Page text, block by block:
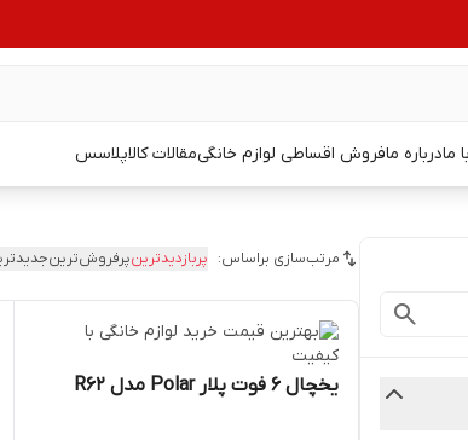
مادرباره مافروش اقساطی لوازم خانگیمقالات کالاپلاسس
مرتب‌سازی براساس: پربازدیدترینپرفروش‌ترین
یخچال 6 فوت پلار Polar مدل R62